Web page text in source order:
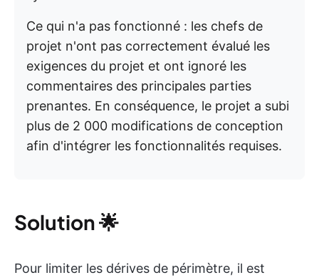
Ce qui n'a pas fonctionné : les chefs de
projet n'ont pas correctement évalué les
exigences du projet et ont ignoré les
commentaires des principales parties
prenantes. En conséquence, le projet a subi
plus de 2 000 modifications de conception
afin d'intégrer les fonctionnalités requises.
Solution🌟
Pour limiter les dérives de périmètre, il est